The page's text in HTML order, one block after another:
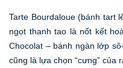
Tarte Bourdaloue (bánh tart
ngọt thanh tao là nốt kết
Chocolat – bánh ngàn lớp
cũng là lựa chọn “cưng” của